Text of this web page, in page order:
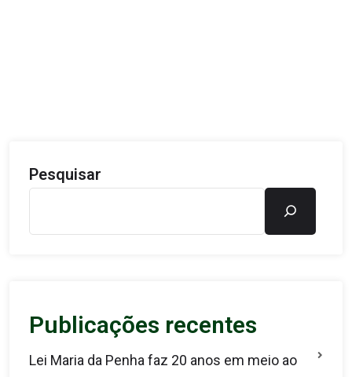
Pesquisar
Publicações recentes
Lei Maria da Penha faz 20 anos em meio ao